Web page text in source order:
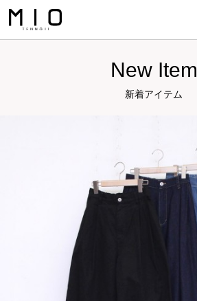
New Item
新着アイテム